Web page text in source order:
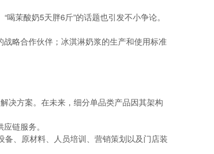
茉酸奶5天胖6斤”的话题也引发不小争论。
略合作伙伴； 冰淇淋奶浆的生产和使用标准
决方案。在未来，细分单品类产品因其架构
链服务。
、原材料、人员培训、营销策划以及门店装